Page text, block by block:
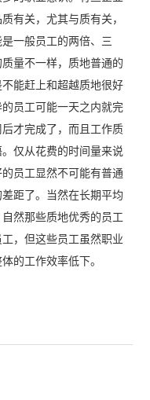
有关，尤其与质有关，
一般员工的两倍、三
量不一样，质地普通的
能赶上和超越质地很好
员工可能一天之内就完
才完成了，而且工作质
仅从花费的时间量来说
员工显然不可能有普通
距了。当然在长期平均
然那些质地优秀的员工
，但这些员工虽然职业
的工作效率低下。